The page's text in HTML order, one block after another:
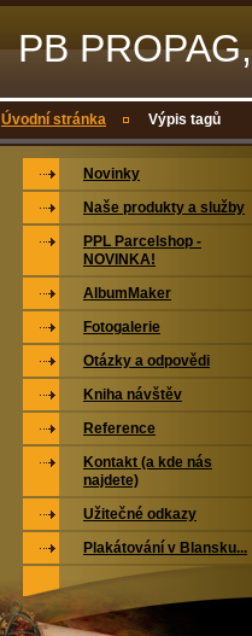
PB
Úvodní stránka Výpis tagů
Novinky
Naše produkty a služby
PPL Parcelshop -
NOVINKA!
AlbumMaker
Fotogalerie
Otázky a odpovědi
Kniha návštěv
Reference
Kontakt (a kde nás
najdete)
Užitečné odkazy
Plakátování v Blansku...